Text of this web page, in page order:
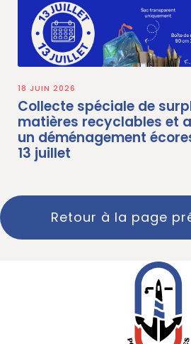
18 JUIN 2026
Collecte spéciale de
matières recyclables et
un déménagement
13 juillet
Retour à la page